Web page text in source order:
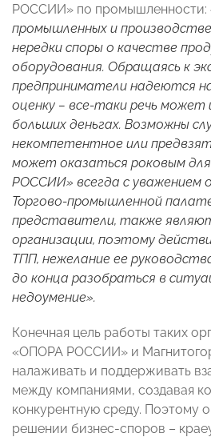
РОССИИ» по промышленности:
промышленных и
нередки споры о качестве
оборудования. Обращаясь к
предприниматели надеются
оценку – все-таки речь может
больших деньгах. Возможны
некомпетентное или
может оказаться роковым
РОССИИ» всегда с уважением
Торгово-промышленной
представители, также
организации, поэтому
ТПП, нежелание ее
до конца разобраться в
недоумение».
Конечная цель работы таких
«ОПОРА РОССИИ» и
налаживать и поддерживать
между компаниями, создавая
конкурентную среду. Поэтому
решении бизнес-споров –